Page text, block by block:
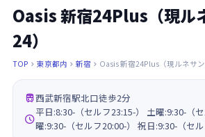
Oasis 新宿24Plus（現ル
24）
TOP  東京都内  新宿  Oasis 新宿24Plus（現ルネサン
西武新宿駅北口徒歩2分

平日:8:30-（セルフ23:15-） 土曜:9:30-（
曜:9:30-（セルフ20:00-） 祝日:9:30-（セル